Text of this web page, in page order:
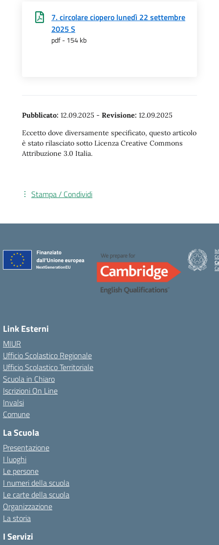
7. circolare ciopero lunedì 22 settembre
2025 S
pdf - 154 kb
Pubblicato: 12.09.2025 - Revisione: 12.09.2025
Eccetto dove diversamente specificato, questo articolo
è stato rilasciato sotto Licenza Creative Commons
Attribuzione 3.0 Italia.
Stampa / Condividi
Link Esterni
MIUR
Ufficio Scolastico Regionale
Ufficio Scolastico Territoriale
Scuola in Chiaro
Iscrizioni On Line
Invalsi
Comune
La Scuola
Presentazione
I luoghi
Le persone
I numeri della scuola
Le carte della scuola
Organizzazione
La storia
I Servizi